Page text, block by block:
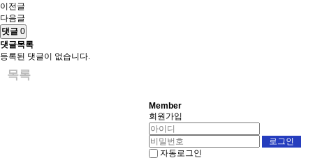
이전글
다음글
댓글 0
댓글목록
등록된 댓글이 없습니다.
목록
Member
회원가입
자동로그인